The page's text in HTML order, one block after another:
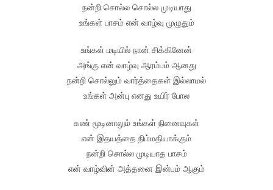
நன்றி சொல்ல சொல்ல முடியாது
உங்கள் பாசம் என் வாழ்வு முழுதும்
உங்கள் மடியில் நான் சிக்கினேன்
அங்கு என் வாழ்வு ஆரம்பம் ஆனது
நன்றி சொல்லும் வார்த்தைகள் இல்லாமல்
உங்கள் அன்பு எனது உயிர் போல
கண் மூடினாலும் உங்கள் நினைவுகள்
என் இதயத்தை நிம்மதியாக்கும்
நன்றி சொல்ல முடியாத பாசம்
என் வாழ்வின் அத்தனை இன்பம் ஆகும்